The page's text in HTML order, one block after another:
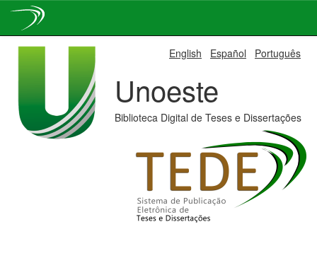
English Español Português
Unoeste
Biblioteca Digital de Teses e Dissertações